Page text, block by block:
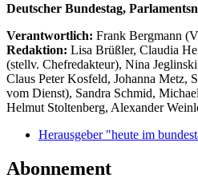
Deutscher Bundestag,
Verantwortlich: Frank Bergmann
Redaktion: Lisa Brüßler, Claudia
(stellv. Chefredakteur), Nina
Claus Peter Kosfeld, Johanna Metz,
vom Dienst), Sandra Schmid,
Helmut Stoltenberg, Alexander
Herausgeber "heute im
Abonnement